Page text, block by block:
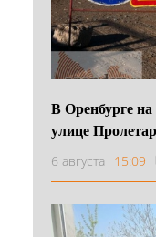
В Оренбурге
улице
6 августа 15:09